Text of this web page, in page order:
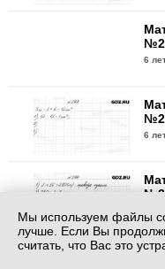
6
6
Мы используем файлы
лучше. Если Вы
считать, что Вас это